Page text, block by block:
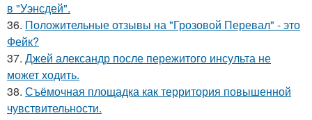
в "Уэнсдей".
36. Положительные отзывы на "Грозовой Перевал" - это
Фейк?
37. Джей александр после пережитого инсульта не
может ходить.
38. Съёмочная площадка как территория повышенной
чувствительности.